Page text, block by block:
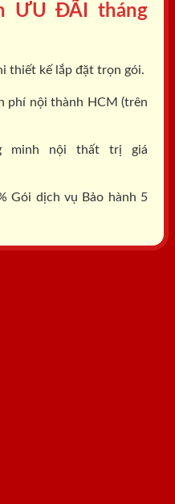
ƯU ĐÃI tháng
thiết kế lắp đặt trọn gói.
phí nội thành HCM (trên
minh nội thất trị giá
Gói dịch vụ Bảo hành 5